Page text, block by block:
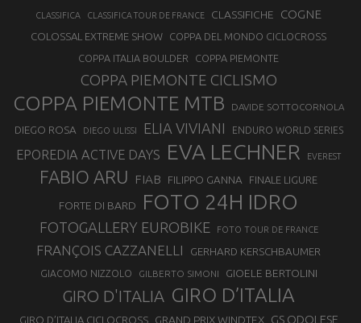
CLASSIFICA CLASSIFICA TOUR DE FRANCE CLASSIFICHE COGNE
COLOSSAL EXTREME SHOW
COPPA DEL MONDO CICLOCROSS
COPPA ITALIA BOULDER
COPPA PIEMONTE
COPPA PIEMONTE CICLISMO
COPPA PIEMONTE MTB DAVIDE SOTTOCORNOLA
DIEGO ROSA DIEGO ULISSI ELIA VIVIANI ENDURO WORLD SERIES
EPOREDIA ACTIVE DAYS EVA LECHNER EVEREST
FABIO ARU FIAB FILIPPO GANNA FINALE LIGURE
FORTE DI BARD FOTO 24H IDRO
FOTOGALLERY EUROBIKE FOTO TOUR DE FRANCE
FRANÇOIS CAZZANELLI GERHARD KERSCHBAUMER
GIACOMO NIZZOLO GILBERTO SIMONI GIOELE BERTOLINI
GIRO D'ITALIA GIRO D’ITALIA
GIRO D’ITALIA CICLOCROSS GRAND PRIX WINDTEX GS ODOLESE